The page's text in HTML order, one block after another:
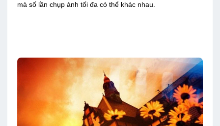
mà số lần chụp ảnh tối đa có thể khác nhau.